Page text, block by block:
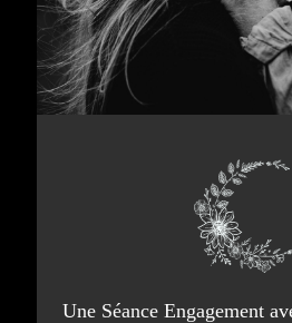
Une Séance Engagement